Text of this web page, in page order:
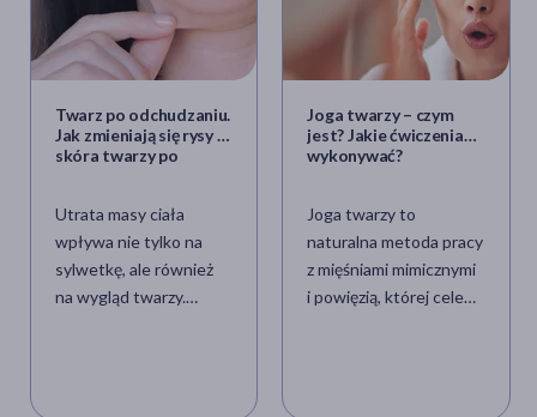
Twarz po odchudzaniu.
Jak zmieniają się rysy i
skóra twarzy po
Utrata masy ciała
wpływa nie tylko na
sylwetkę, ale również
na wygląd twarzy.
Joga twarzy – czym
jest? Jakie ćwiczenia
wykonywać?
Joga twarzy to
naturalna metoda pracy
z mięśniami mimicznymi
i powięzią, której celem